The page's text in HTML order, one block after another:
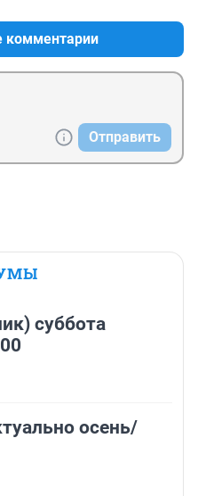
комментарии
Отправить
суббота
осень/